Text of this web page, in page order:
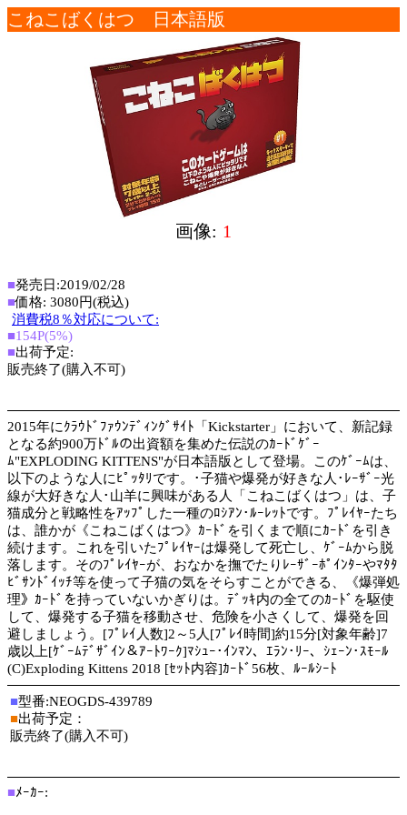
こねこばくはつ 日本語版
画像: 1
■発売日:2019/02/28
■価格: 3080円(税込)
消費税8％対応について:
■154P(5%)
■出荷予定:
販売終了(購入不可)
2015年にｸﾗｳﾄﾞﾌｧｳﾝﾃﾞｨﾝｸﾞｻｲﾄ「Kickstarter」において、新記録
となる約900万ﾄﾞﾙの出資額を集めた伝説のｶｰﾄﾞｹﾞｰ
ﾑ"EXPLODING KITTENS"が日本語版として登場。このｹﾞｰﾑは、
以下のような人にﾋﾟｯﾀﾘです。･子猫や爆発が好きな人･ﾚｰｻﾞｰ光
線が大好きな人･山羊に興味がある人「こねこばくはつ」は、子
猫成分と戦略性をｱｯﾌﾟした一種のﾛｼｱﾝ･ﾙｰﾚｯﾄです。ﾌﾟﾚｲﾔｰたち
は、誰かが《こねこばくはつ》ｶｰﾄﾞを引くまで順にｶｰﾄﾞを引き
続けます。これを引いたﾌﾟﾚｲﾔｰは爆発して死亡し、ｹﾞｰﾑから脱
落します。そのﾌﾟﾚｲﾔｰが、おなかを撫でたりﾚｰｻﾞｰﾎﾟｲﾝﾀｰやﾏﾀﾀ
ﾋﾞｻﾝﾄﾞｲｯﾁ等を使って子猫の気をそらすことができる、《爆弾処
理》ｶｰﾄﾞを持っていないかぎりは。ﾃﾞｯｷ内の全てのｶｰﾄﾞを駆使
して、爆発する子猫を移動させ、危険を小さくして、爆発を回
避しましょう。[ﾌﾟﾚｲ人数]2～5人[ﾌﾟﾚｲ時間]約15分[対象年齢]7
歳以上[ｹﾞｰﾑﾃﾞｻﾞｲﾝ＆ｱｰﾄﾜｰｸ]ﾏｼｭｰ･ｲﾝﾏﾝ、ｴﾗﾝ･ﾘｰ、ｼｪｰﾝ･ｽﾓｰﾙ
(C)Exploding Kittens 2018 [ｾｯﾄ内容]ｶｰﾄﾞ56枚、ﾙｰﾙｼｰﾄ
■型番:NEOGDS-439789
■出荷予定：
販売終了(購入不可)
■ﾒｰｶｰ: